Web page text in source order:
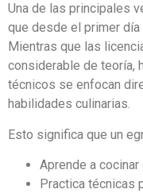
Una de las principales
que desde el primer
Mientras que las
considerable de teoría,
técnicos se enfocan
habilidades culinarias.
Esto significa que un
Aprende a
Practica técnicas